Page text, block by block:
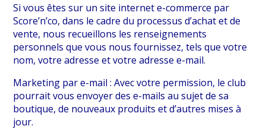
Si vous êtes sur un site internet e-commerce par
Score’n’co, dans le cadre du processus d’achat et de
vente, nous recueillons les renseignements
personnels que vous nous fournissez, tels que votre
nom, votre adresse et votre adresse e-mail.
Marketing par e-mail : Avec votre permission, le club
pourrait vous envoyer des e-mails au sujet de sa
boutique, de nouveaux produits et d’autres mises à
jour.